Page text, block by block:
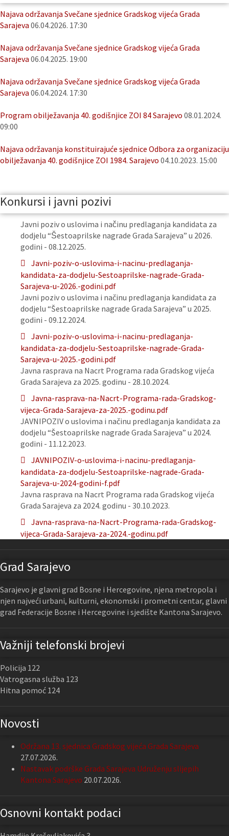
Najava održavanja Svečane sjednice Gradskog vijeća Grada
Sarajeva 06.04.2026. 17:30
Najava održavanja Svečane sjednice Gradskog vijeća Grada
Sarajeva 06.04.2025. 19:00
Najava održavanja Svečane sjednice Gradskog vijeća Grada
Sarajeva 06.04.2024. 17:30
Program obilježavanja 40. godišnjice ZOI 84 Sarajevo 08.01.2024.
09:00
Najava održavanja konstituirajuće sjednice Odbora za organizaciju
obilježavanja 40. godišnjice ZOI 1984. Sarajevo 04.10.2023. 15:00
Konkursi i javni pozivi
Javni poziv o uslovima i načinu predlaganja kandidata za
dodjelu “Šestoaprilske nagrade Grada Sarajeva” u 2026.
godini - 08.12.2025.
Javni-poziv-o-uslovima-i-nacinu-predlaganja-
kandidata-za-dodjelu-Sestoaprilske-nagrade-Grada-
Sarajeva-u-2026.-godini.pdf
Javni poziv o uslovima i načinu predlaganja kandidata za
dodjelu “Šestoaprilske nagrade Grada Sarajeva” u 2025.
godini - 09.12.2024.
Javni-poziv-o-uslovima-i-nacinu-predlaganja-
kandidata-za-dodjelu-Sestoaprilske-nagrade-Grada-
Sarajeva-u-2025.-godini.pdf
Javna rasprava na Nacrt Programa rada Gradskog vijeća
Grada Sarajeva za 2025. godinu - 28.10.2024.
Javna-rasprava-na-Nacrt-Programa-rada-Gradskog-
vijeca-Grada-Sarajeva-za-2025.-godinu.pdf
JAVNIPOZIV o uslovima i načinu predlaganja kandidata za
dodjelu “Šestoaprilske nagrade Grada Sarajeva” u 2024.
godini - 11.12.2023.
JAVNIPOZIV-o-uslovima-i-nacinu-predlaganja-
kandidata-za-dodjelu-Sestoaprilske-nagrade-Grada-
Sarajeva-u-2024-godini-f.pdf
Javna rasprava na Nacrt Programa rada Gradskog vijeća
Grada Sarajeva za 2024. godinu - 30.10.2023.
Javna-rasprava-na-Nacrt-Programa-rada-Gradskog-
vijeca-Grada-Sarajeva-za-2024.-godinu.pdf
Grad Sarajevo
Sarajevo je glavni grad Bosne i Hercegovine, njena metropola i
njen najveći urbani, kulturni, ekonomski i prometni centar, glavni
grad Federacije Bosne i Hercegovine i sjedište Kantona Sarajevo.
Važniji telefonski brojevi
Policija 122
Vatrogasna služba 123
Hitna pomoć 124
Novosti
Održana 13. sjednica Gradskog vijeća Grada Sarajeva
27.07.2026.
Nastavak podrške Grada Sarajeva Udruženju slijepih
Kantona Sarajevo 20.07.2026.
Osnovni kontakt podaci